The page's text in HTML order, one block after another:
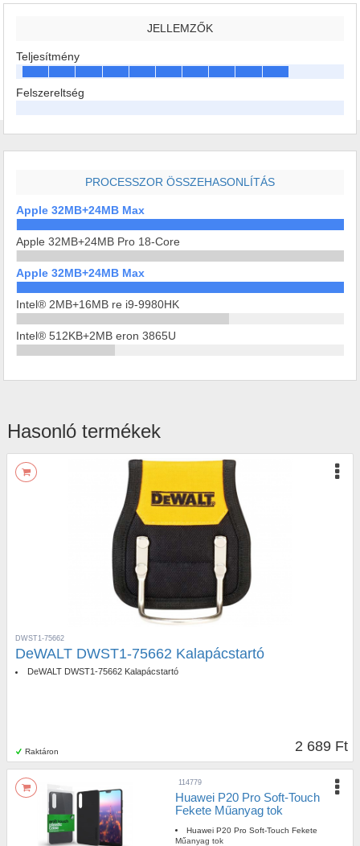
JELLEMZŐK
Teljesítmény
Felszereltség
PROCESSZOR ÖSSZEHASONLÍTÁS
Apple 32MB+24MB Max
Apple 32MB+24MB Pro 18-Core
Apple 32MB+24MB Max
Intel® 2MB+16MB re i9-9980HK
Intel® 512KB+2MB eron 3865U
Hasonló termékek
Raktáron
DWST1-75662
DeWALT DWST1-75662 Kalapácstartó
DeWALT DWST1-75662 Kalapácstartó
2 689 Ft
114779
Huawei P20 Pro Soft-Touch
Fekete Műanyag tok
Huawei P20 Pro Soft-Touch Fekete
Műanyag tok